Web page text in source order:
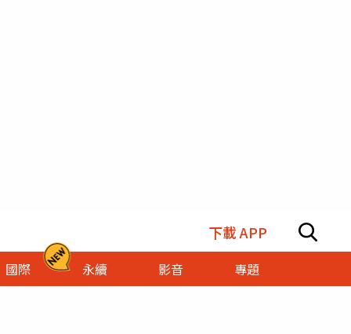
下載 APP
國際 永續 影音 專題